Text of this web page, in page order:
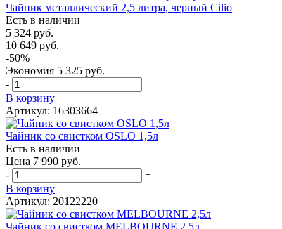
Чайник металлический 2,5 литра, черный Cilio
Есть в наличии
5 324 руб.
10 649 руб.
-50%
Экономия 5 325 руб.
-
+
В корзину
Артикул: 16303664
Чайник со свистком OSLO 1,5л
Есть в наличии
Цена 7 990 руб.
-
+
В корзину
Артикул: 20122220
Чайник со свистком MELBOURNE 2,5л